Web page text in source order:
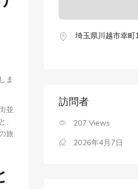
ま
並
旅
埼玉県川越市幸
訪問者
207 Views
2026年4月7日